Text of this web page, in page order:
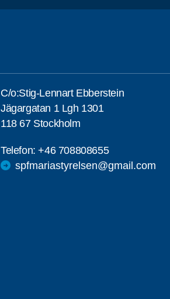
C/o:Stig-Lennart Ebberstein
Jägargatan 1 Lgh 1301
118 67 Stockholm
Telefon:+46 708808655
spfmariastyrelsen@gmail.com